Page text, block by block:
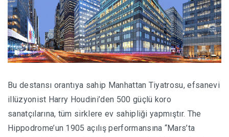
Bu destansı orantıya sahip Manhattan Tiyatrosu, efsanevi
illüzyonist Harry Houdini’den 500 güçlü koro
sanatçılarına, tüm sirklere ev sahipliği yapmıştır. The
Hippodrome’un 1905 açılış performansına “Mars’ta